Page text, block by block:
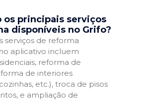
os principais serviços
disponíveis no Grifo?
serviços de reforma
aplicativo incluem
reforma de
de interiores
etc.), troca de pisos
e ampliação de